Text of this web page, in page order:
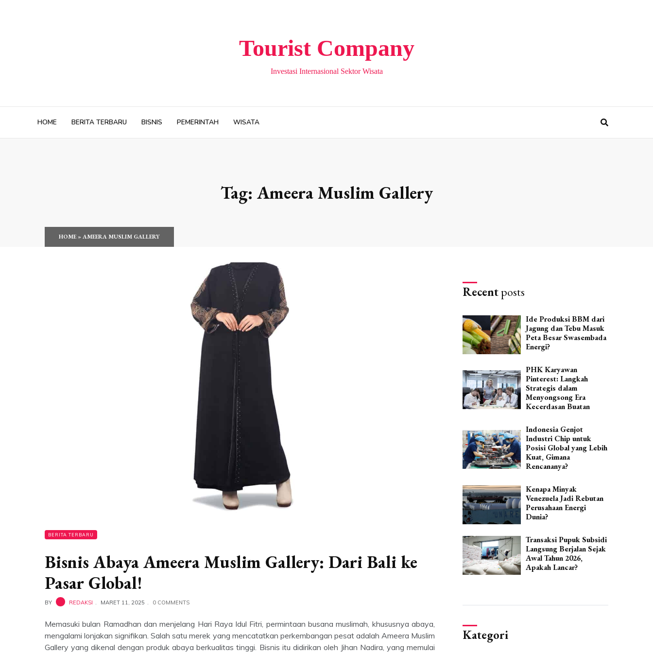
Tourist Company
Investasi Internasional Sektor Wisata
HOME BERITA TERBARU BISNIS PEMERINTAH WISATA
Tag: Ameera Muslim Gallery
HOME»AMEERA MUSLIM GALLERY
BERITA TERBARU
Bisnis Abaya Ameera Muslim Gallery: Dari Bali ke
Pasar Global!
BY REDAKSI MARET 11, 2025 0 COMMENTS
Memasuki bulan Ramadhan dan menjelang Hari Raya Idul Fitri, permintaan busana muslimah, khususnya abaya,
mengalami lonjakan signifikan. Salah satu merek yang mencatatkan perkembangan pesat adalah Ameera Muslim
Gallery yang dikenal dengan produk abaya berkualitas tinggi. Bisnis itu didirikan oleh Jihan Nadira, yang memulai
Recentposts
Ide Produksi BBM dari
Jagung dan Tebu Masuk
Peta Besar Swasembada
Energi?
PHK Karyawan
Pinterest: Langkah
Strategis dalam
Menyongsong Era
Kecerdasan Buatan
Indonesia Genjot
Industri Chip untuk
Posisi Global yang Lebih
Kuat, Gimana
Rencananya?
Kenapa Minyak
Venezuela Jadi Rebutan
Perusahaan Energi
Dunia?
Transaksi Pupuk Subsidi
Langsung Berjalan Sejak
Awal Tahun 2026,
Apakah Lancar?
Kategori